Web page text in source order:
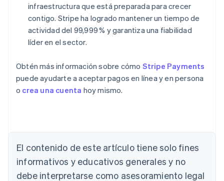
infraestructura que está preparada para crecer
contigo. Stripe ha logrado mantener un tiempo de
actividad del 99,999 % y garantiza una fiabilidad
líder en el sector.
Obtén más información sobre cómo Stripe Payments
puede ayudarte a aceptar pagos en línea y en persona
o crea una cuenta hoy mismo.
El contenido de este artículo tiene solo fines
informativos y educativos generales y no
debe interpretarse como asesoramiento legal
DeutschEnglish
Australia